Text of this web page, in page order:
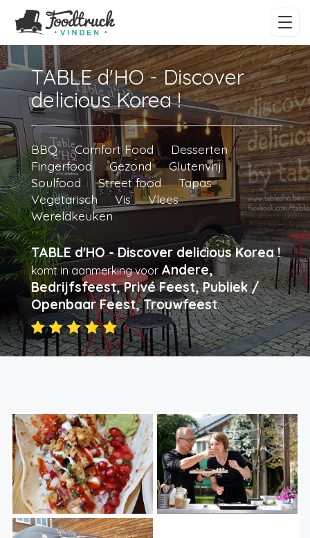
TABLE d'HO - Discover
delicious Korea !
BBQ Comfort Food
Desserten
Fingerfood
Gezond
Glutenvrij
Soulfood
Street food
Tapas
Vegetarisch
Vis
Vlees
Wereldkeuken
TABLE d'HO - Discover delicious Korea !
komt in aanmerking voor Andere,
Bedrijfsfeest, Privé Feest, Publiek /
Openbaar Feest, Trouwfeest.